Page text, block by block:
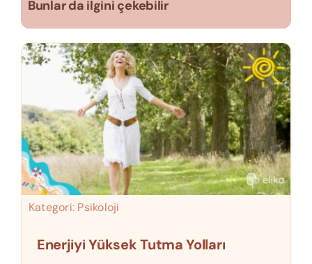
Bunlar da ilgini çekebilir
Kategori: Psikoloji
Enerjiyi Yüksek Tutma Yolları